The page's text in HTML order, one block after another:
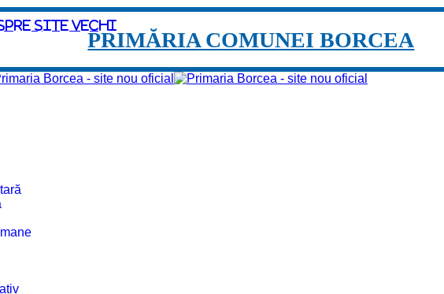
site vechi
PRIMĂRIA COMUNEI BORCEA